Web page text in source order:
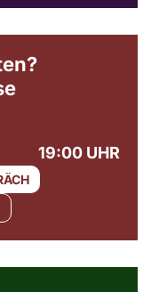
19:00 UHR